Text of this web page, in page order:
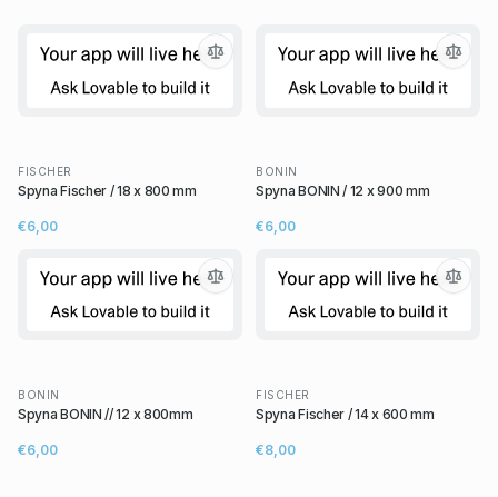
FISCHER
Spyna Fischer / 18 x 800 mm
€6,00
BONIN
Spyna BONIN / 12 x 900 mm
€6,00
BONIN
Spyna BONIN // 12 x 800mm
€6,00
FISCHER
Spyna Fischer / 14 x 600 mm
€8,00